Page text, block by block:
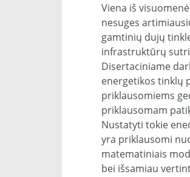
Viena iš
nesuges
gamtinių dujų
infrastruktūrų
Disertaciniame
energetikos tinklų
priklausomiems
priklausomam
Nustatyti tokie
yra priklausomi
matematiniais
bei išsamiau